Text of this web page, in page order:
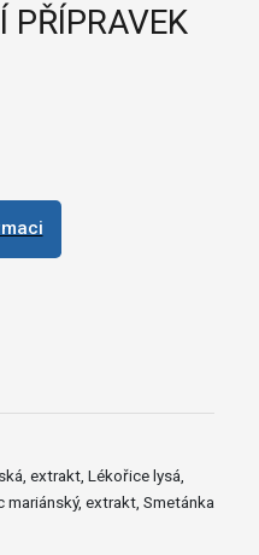
PŘÍPRAVEK
extrakt, Lékořice lysá,
extrakt, Smetánka